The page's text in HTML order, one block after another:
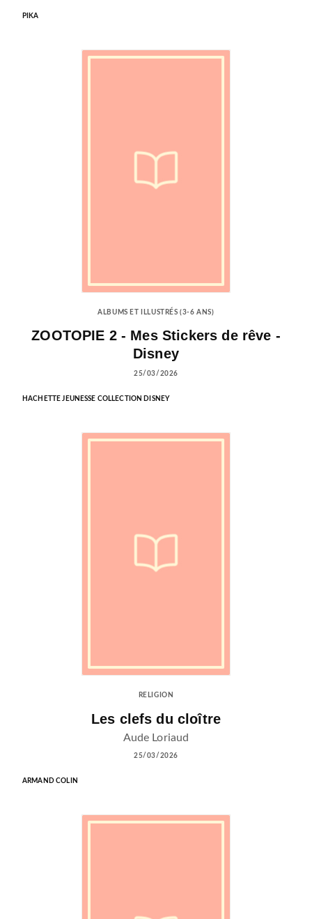
PIKA
ALBUMS ET ILLUSTRÉS (3-6 ANS)
ZOOTOPIE 2 - Mes Stickers de rêve -
Disney
25/03/2026
HACHETTE JEUNESSE COLLECTION DISNEY
RELIGION
Les clefs du cloître
Aude Loriaud
25/03/2026
ARMAND COLIN